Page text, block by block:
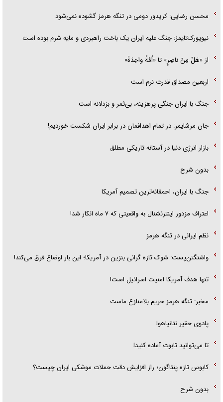
محسن رضایی: کریدور دومی در تنگه هرمز گشوده نمی‌شود
نیویورک‌تایمز: جنگ علیه ایران یک باخت راهبردی و مایه شرم بوده است
از «هَلْ مِنْ ناصِرٍ» تا «اُمَّةً واحِدَةً»
اربعین مصداق قدرت نرم است
جنگ با ایران جنگی پرهزینه، بی‌ثمر و بزدلانه است
جان مرشایمر: در تمام اهدافمان در برابر ایران شکست خوردیم!
بازار انرژی دنیا در آستانه تاریکی مطلق
بدون شرح
جنگ با ایران، احمقانه‌ترین تصمیم آمریکا
اعتراف مزدور اینترنشنال به واقعیتی که ۷ ماه انکار شد!
نظم ایرانی در تنگه هرمز
واشنگتن‌پست: شوک تازه گرانی بنزین در آمریکا؛ این بار اوضاع فرق می‌کند!
تنها هدف آمریکا امنیت اسرائیل است!
مخبر: تنگه هرمز حریم بلامنازع ماست
پادوی حقیر نتانیاهو!
تا می‌توانید تابوت آماده کنید!
کابوس تازه پنتاگون؛ راز افزایش دقت حملات موشکی ایران چیست؟
بدون شرح